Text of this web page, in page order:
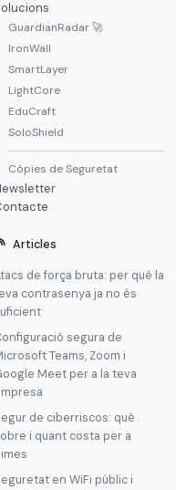
GuardianRadar 🚀
IronWall
SmartLayer
LightCore
EduCraft
SoloShield
Còpies de Seguretat
Articles
de força bruta: per què la
contrasenya ja no és
segura de
Teams, Zoom i
Meet per a la teva
de ciberriscos: què
i quant costa per a
en WiFi públic i